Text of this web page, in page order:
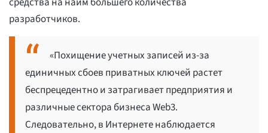
разработчиков.
«Похищение учетных записей из-за
единичных сбоев приватных ключей растет
беспрецедентно и затрагивает предприятия и
различные сектора бизнеса Web3.
Следовательно, в Интернете наблюдается